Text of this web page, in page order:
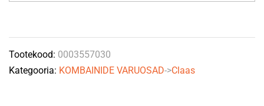
SNR
quantity
Tootekood: 0003557030
Kategooria: KOMBAINIDE VARUOSAD->Claas